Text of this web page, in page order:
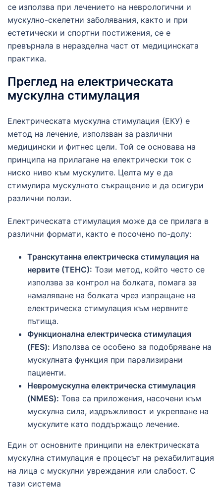
се използва при лечението на неврологични и
мускулно-скелетни заболявания, както и при
естетически и спортни постижения, се е
превърнала в неразделна част от медицинската
практика.
Преглед на електрическата
мускулна стимулация
Електрическата мускулна стимулация (ЕКУ) е
метод на лечение, използван за различни
медицински и фитнес цели. Той се основава на
принципа на прилагане на електрически ток с
ниско ниво към мускулите. Целта му е да
стимулира мускулното съкращение и да осигури
различни ползи.
Електрическата стимулация може да се прилага в
различни формати, както е посочено по-долу:
Транскутанна електрическа стимулация на
нервите (ТЕНС): Този метод, който често се
използва за контрол на болката, помага за
намаляване на болката чрез изпращане на
електрическа стимулация към нервните
пътища.
Функционална електрическа стимулация
(FES): Използва се особено за подобряване на
мускулната функция при парализирани
пациенти.
Невромускулна електрическа стимулация
(NMES): Това са приложения, насочени към
мускулна сила, издръжливост и укрепване на
мускулите като поддържащо лечение.
Един от основните принципи на електрическата
мускулна стимулация е процесът на рехабилитация
на лица с мускулни увреждания или слабост. С
тази система